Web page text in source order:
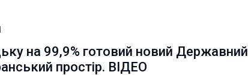
на 99,9% готовий новий Державний
простір. ВІДЕО